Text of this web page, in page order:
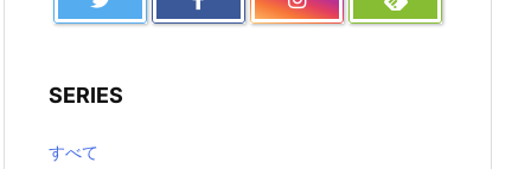
SERIES
すべて